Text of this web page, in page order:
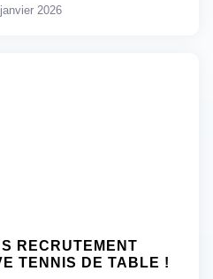
2026
RECRUTEMENT
TENNIS DE TABLE !